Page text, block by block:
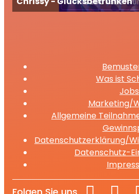
Was ist
Jobs
Marketing/
Allgemeine
Datenschutzerklärung/
Datenschutz-